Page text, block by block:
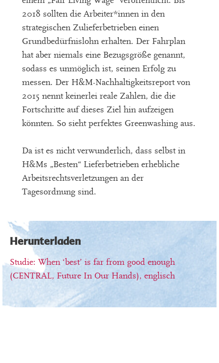
2018 sollten die Arbeiter*innen in den
strategischen Zulieferbetrieben einen
Grundbedürfnislohn erhalten. Der Fahrplan
hat aber niemals eine Bezugsgröße genannt,
sodass es unmöglich ist, seinen Erfolg zu
messen. Der H&M-Nachhaltigkeitsreport von
2015 nennt keinerlei reale Zahlen, die die
Fortschritte auf dieses Ziel hin aufzeigen
könnten. So sieht perfektes Greenwashing aus.
Da ist es nicht verwunderlich, dass selbst in
H&Ms „Besten“ Lieferbetrieben erhebliche
Arbeitsrechtsverletzungen an der
Tagesordnung sind.
Herunterladen
Studie: When ‘best’ is far from good enough
(CENTRAL, Future In Our Hands), englisch